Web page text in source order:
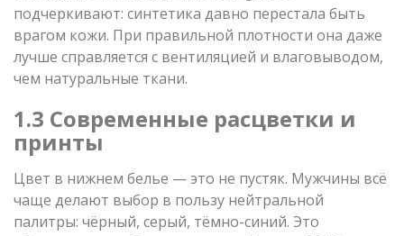
подчеркивают: синтетика давно перестала быть
врагом кожи. При правильной плотности она даже
лучше справляется с вентиляцией и влаговыводом,
чем натуральные ткани.
1.3 Современные расцветки и
принты
Цвет в нижнем белье — это не пустяк. Мужчины всё
чаще делают выбор в пользу нейтральной
палитры: чёрный, серый, тёмно-синий. Это